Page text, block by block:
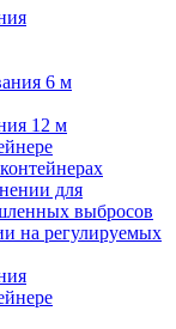
6 м
12 м
для
выбросов
на регулируемых